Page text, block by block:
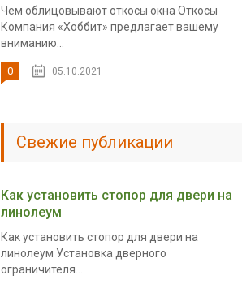
Чем облицовывают откосы окна Откосы
Компания «Хоббит» предлагает вашему
вниманию...
0 05.10.2021
Свежие публикации
Как установить стопор для двери на
линолеум
Как установить стопор для двери на
линолеум Установка дверного
ограничителя...